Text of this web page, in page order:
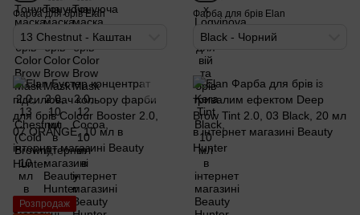
Фарба для брів Elan
13 Chestnut - Каштан
Фарба для брів Elan
Black - Чорний
Розпродаж